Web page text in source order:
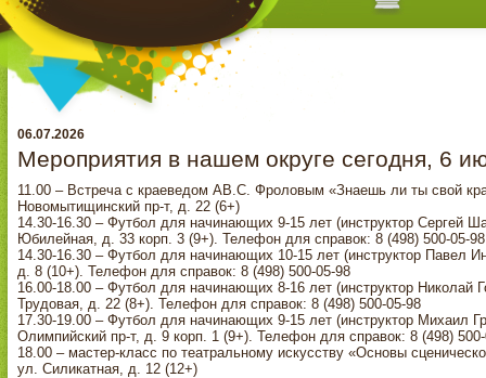
06.07.2026
Мероприятия в нашем округе сегодня, 6
11.00 – Встреча с краеведом АВ.С. Фроловым «Знаешь ли ты свой
Новомытищинский пр-т, д. 22 (6+)
14.30-16.30 – Футбол для начинающих 9-15 лет (инструктор Сергей
Юбилейная, д. 33 корп. 3 (9+). Телефон для справок: 8 (498) 500-05-98
14.30-16.30 – Футбол для начинающих 10-15 лет (инструктор
д. 8 (10+). Телефон для справок: 8 (498) 500-05-98
16.00-18.00 – Футбол для начинающих 8-16 лет (инструктор
Трудовая, д. 22 (8+). Телефон для справок: 8 (498) 500-05-98
17.30-19.00 – Футбол для начинающих 9-15 лет (инструктор Михаил
Олимпийский пр-т, д. 9 корп. 1 (9+). Телефон для справок: 8 (498) 500-
18.00 – мастер-класс по театральному искусству «Основы
ул. Силикатная, д. 12 (12+)